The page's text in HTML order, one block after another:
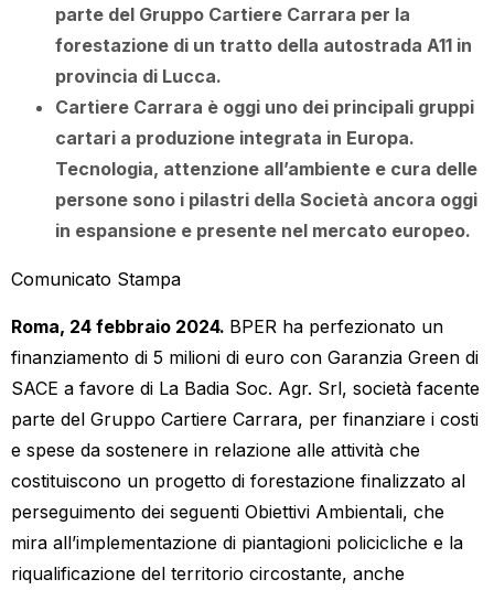
parte del Gruppo Cartiere Carrara per la
forestazione di un tratto della autostrada A11 in
provincia di Lucca.
Cartiere Carrara è oggi uno dei principali gruppi
cartari a produzione integrata in Europa.
Tecnologia, attenzione all’ambiente e cura delle
persone sono i pilastri della Società ancora oggi
in espansione e presente nel mercato europeo.
Comunicato Stampa
Roma, 24 febbraio 2024. BPER ha perfezionato un
finanziamento di 5 milioni di euro con Garanzia Green di
SACE a favore di La Badia Soc. Agr. Srl, società facente
parte del Gruppo Cartiere Carrara, per finanziare i costi
e spese da sostenere in relazione alle attività che
costituiscono un progetto di forestazione finalizzato al
perseguimento dei seguenti Obiettivi Ambientali, che
mira all’implementazione di piantagioni policicliche e la
riqualificazione del territorio circostante, anche